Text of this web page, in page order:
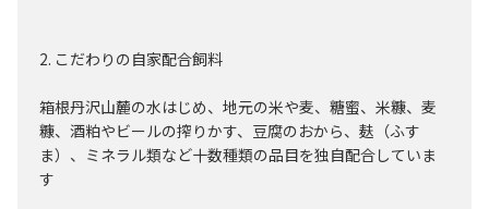
2. こだわりの自家配合飼料
箱根丹沢山麓の水はじめ、地元の米や麦、糖蜜、米糠、麦
糠、酒粕やビールの搾りかす、豆腐のおから、麸（ふす
ま）、ミネラル類など十数種類の品目を独自配合していま
す